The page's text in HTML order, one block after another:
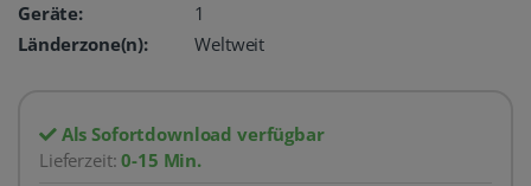
Geräte:
1
Länderzone(n):
Weltweit
Als Sofortdownload verfügbar
Lieferzeit:0-15 Min.